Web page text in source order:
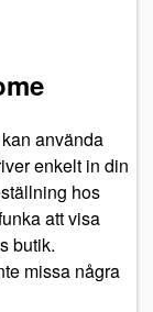
använda
enkelt in din
hos
att visa
butik.
missa några